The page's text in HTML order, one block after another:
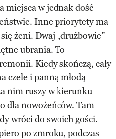
miejsca w jednak dość
Inne priorytety ma
żeni. Dwaj „drużbowie”
ubrania. To
Kiedy skończą, cały
czele i panną młodą
nim ruszy w kierunku
dla nowożeńców. Tam
wróci do swoich gości.
po zmroku, podczas